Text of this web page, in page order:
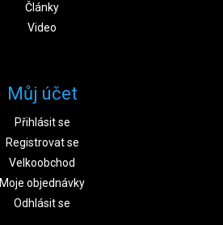
Články
Video
Můj účet
Přihlásit se
Registrovat se
Velkoobchod
Moje objednávky
Odhlásit se